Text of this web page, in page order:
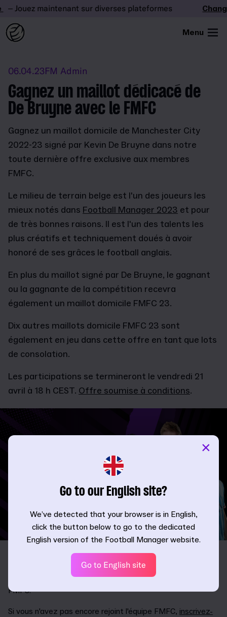
Jouez maintenant sur diverses plateformes
Menu
06.04.23FM Admin
Gagnez un maillot dédicacé de
De Bruyne avec le FMFC
Gagnez un maillot domicile de Manchester City
2022-23 signé par Kevin De Bruyne dans notre
toute dernière offre exclusive aux membres
FMFC.
Le milieu de terrain belge est l'un des joueurs les
mieux notés dans Football Manager 2023 et pour
de très bonnes raisons. Il est l'un des talents les
plus créatifs et techniquement doués à avoir
honoré de ses grâces le football anglais.
En plus du maillot signé par De Bruyne, le gagnant
ou la gagnante de la compétition recevra
également un maillot domicile FMFC 23.
Dix autres maillots domicile FMFC 23 sont
également en jeu dans cette offre en tant que lots
de consolation.
Les participations se termineront le vendredi 21
avril à 18 h CEST. Offre soumise à conditions.
COMMENT PARTICIPER
Cette compétition est ouverte à tous les membres du
FMFC.
Si vous n'avez pas encore rejoint l'équipe FMFC, inscrivez-
Go to our English site?
We’ve detected that your browser is in English,
click the button below to go to the dedicated
English version of the Football Manager website.
Go to English site
×